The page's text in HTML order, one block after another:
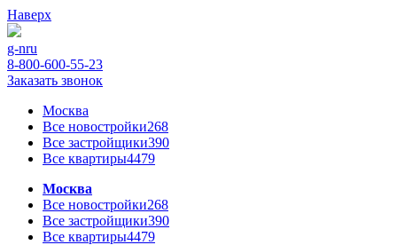
Наверх
g-nru
8-800-600-55-23
Заказать звонок
Москва
Все новостройки268
Все застройщики390
Все квартиры4479
Москва
Все новостройки268
Все застройщики390
Все квартиры4479